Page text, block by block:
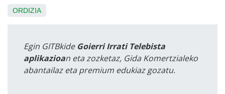
ORDIZIA
Egin GITBkide Goierri Irrati Telebista
aplikazioan eta zozketaz, Gida Komertzialeko
abantailaz eta premium edukiaz gozatu.